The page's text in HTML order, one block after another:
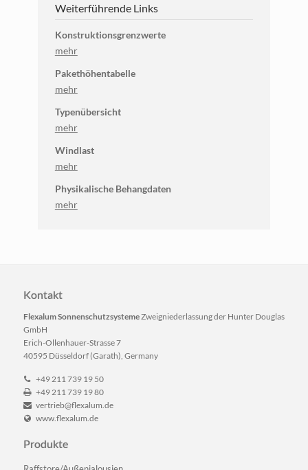
Weiterführende Links
Konstruktionsgrenzwerte
mehr
Pakethöhentabelle
mehr
Typenübersicht
mehr
Windlast
mehr
Physikalische Behangdaten
mehr
Kontakt
Flexalum SonnenschutzsystemeZweigniederlassung der Hunter Douglas
GmbH
Erich-Ollenhauer-Strasse 7
40595 Düsseldorf (Garath), Germany
+49 211 739 19 50
+49 211 739 19 80
vertrieb@flexalum.de
www.flexalum.de
Produkte
Navigation